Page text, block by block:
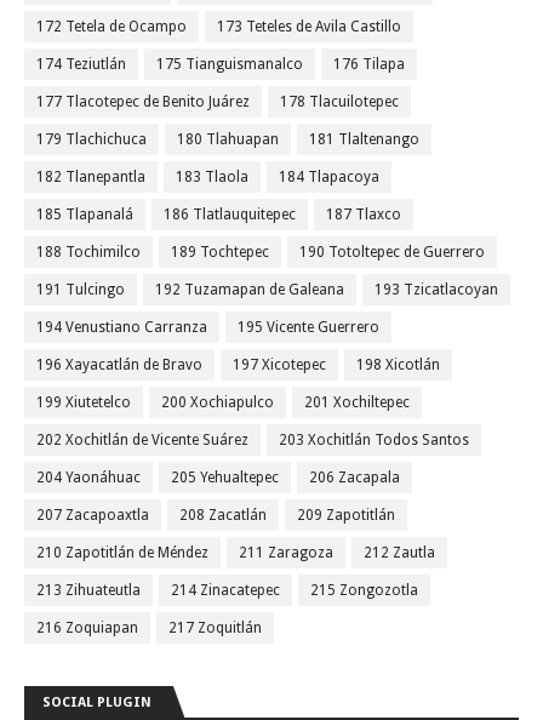
172 Tetela de Ocampo 173 Teteles de Avila Castillo
174 Teziutlán 175 Tianguismanalco 176 Tilapa
177 Tlacotepec de Benito Juárez 178 Tlacuilotepec
179 Tlachichuca 180 Tlahuapan 181 Tlaltenango
182 Tlanepantla 183 Tlaola 184 Tlapacoya
185 Tlapanalá 186 Tlatlauquitepec 187 Tlaxco
188 Tochimilco 189 Tochtepec 190 Totoltepec de Guerrero
191 Tulcingo 192 Tuzamapan de Galeana 193 Tzicatlacoyan
194 Venustiano Carranza 195 Vicente Guerrero
196 Xayacatlán de Bravo 197 Xicotepec 198 Xicotlán
199 Xiutetelco 200 Xochiapulco 201 Xochiltepec
202 Xochitlán de Vicente Suárez 203 Xochitlán Todos Santos
204 Yaonáhuac 205 Yehualtepec 206 Zacapala
207 Zacapoaxtla 208 Zacatlán 209 Zapotitlán
210 Zapotitlán de Méndez 211 Zaragoza 212 Zautla
213 Zihuateutla 214 Zinacatepec 215 Zongozotla
216 Zoquiapan 217 Zoquitlán
SOCIAL PLUGIN